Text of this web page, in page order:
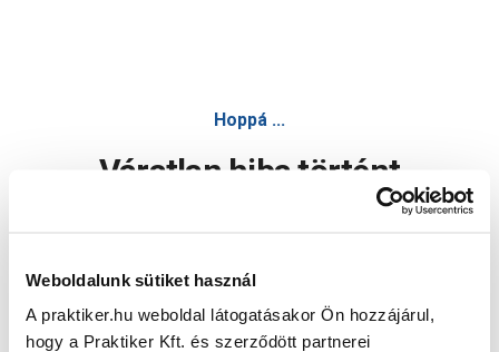
Weboldalunk sütiket használ
A praktiker.hu weboldal látogatásakor Ön hozzájárul,
hogy a Praktiker Kft. és szerződött partnerei
Hoppá ...
Váratlan hiba történt
Oldal újratöltése